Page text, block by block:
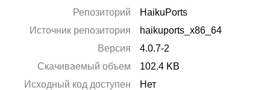
Репозиторий
HaikuPorts
Источник репозитория
haikuports_x86_64
Версия
4.0.7-2
Скачиваемый объем
102.4 KB
Исходный код доступен
Нет